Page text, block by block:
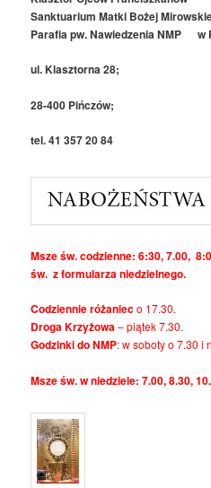
Sanktuarium Matki Bożej
Parafia pw. Nawiedzenia NMP w
ul. Klasztorna 28;
28-400 Pińczów;
tel. 41 357 20 84
Msze św. codzienne: 6:30, 7.00,
św. z formularza niedzielnego.
Codziennie różanieco 17.30.
Droga Krzyżowa– piątek 7.30.
Godzinki do NMP: w soboty o 7.30 i
Msze św. w niedziele: 7.00, 8.30,